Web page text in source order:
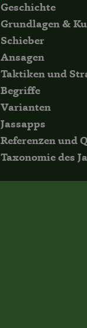
Geschichte
Grundlagen &
Schieber
Ansagen
Taktiken und
Begriffe
Varianten
Jassapps
Referenzen und
Taxonomie des